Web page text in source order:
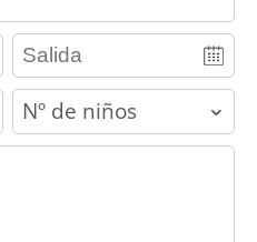
children